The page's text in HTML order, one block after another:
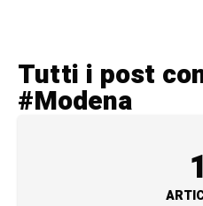
Tutti i post
#Modena
1